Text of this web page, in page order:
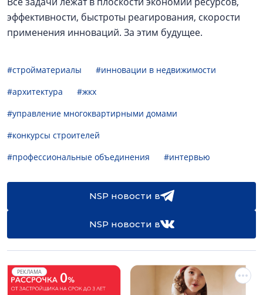
эффективности, быстроты реагирования, скорости
применения инноваций. За этим будущее.
#стройматериалы
#инновации в недвижимости
#архитектура
#жкх
#управление многоквартирными домами
#конкурсы строителей
#профессиональные объединения
#интервью
NSP новости в
NSP новости в
РЕКЛАМА